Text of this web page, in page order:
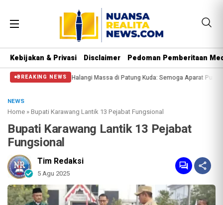
Kebijakan & Privasi Disclaimer Pedoman Pemberitaan
BREAKING NEWS
Polisi Halangi Massa di Patung Kuda: Semoga Aparat Punya Hati Nurani
NEWS
Home »Bupati Karawang Lantik 13 Pejabat Fungsional
Bupati Karawang Lantik 13 Pejabat
Fungsional
Tim Redaksi
5 Agu 2025